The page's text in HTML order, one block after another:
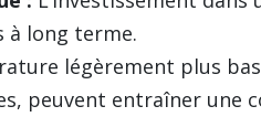
à long terme.
légèrement plus
peuvent entraîner une